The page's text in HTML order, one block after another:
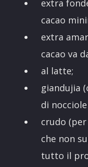
extra
cacao
extra
cacao va
al latte;
giandujia
di
crudo
che non
tutto il